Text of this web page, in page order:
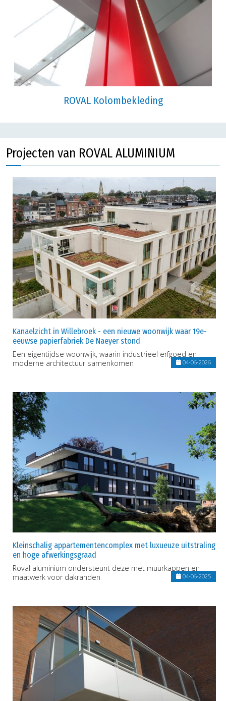
ROVAL Kolombekleding
Projecten van ROVAL ALUMINIUM
Kanaelzicht in Willebroek - een nieuwe woonwijk waar 19e-
eeuwse papierfabriek De Naeyer stond
Een eigentijdse woonwijk, waarin industrieel erfgoed en
moderne architectuur samenkomen
04-06-2026
Kleinschalig appartementencomplex met luxueuze uitstraling
en hoge afwerkingsgraad
Roval aluminium ondersteunt deze met muurkappen en
maatwerk voor dakranden
04-06-2025